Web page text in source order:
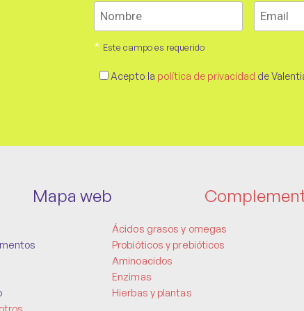
* Este campo es requerido
Acepto la política de privacidad de
Mapa web
Ácidos grasos y omegas
Probióticos y prebióticos
Aminoacidos
Enzimas
Hierbas y plantas